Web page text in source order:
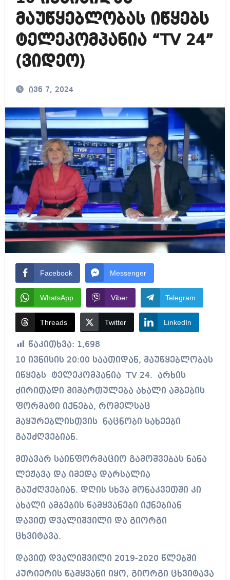
მაუწყებლობას იწყებს
ტელეკომპანია “TV 24”
(ვიდეო)
ივნ 7, 2024
Facebook Messenger
WhatsApp Viber Telegram
Threads Twitter LinkedIn
წაკითხვა: 1,698
10 ივნისის 20:00 საათიდან, მაუწყებლობას
იწყებს ტელეკომპანია TV 24. არხის
ძირითადი მიმართულება ახალი ამბების
ფორმატი იქნება, რომელსაც
მაყურებლისთვის ნაცნობი სახეები
გაუძღვებიან.
მთავარ საინფორმაციო გამოშვებას ნანა
ლეჟავა და იმედა დარსალია
გაუძღვებიან. დღის სხვა მონაკვეთში კი
ახალი ამბების წამყვანები იქნებიან
დავით დვალიშვილი და გიორგი
ცხვიტავა.
დავით დვალიშვილი 2019-2020 წლებში
კურიერის წამყვანი იყო, გიორგი ცხვიტავა